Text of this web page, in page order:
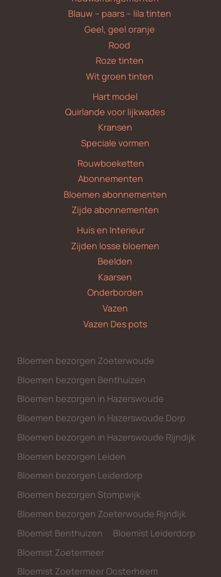
Blauw – paars – lila tinten
Geel, geel oranje
Rood
Roze tinten
Wit groen tinten
Hart model
Quirlande voor lijkwades
Kransen
Speciale vormen
Rouwboeketten
Abonnementen
Bloemen abonnementen
Zijde abonnementen
Huis en Interieur
Zijden losse bloemen
Beelden
Kaarsen
Onderborden
Vazen
Vazen Des pots
Bloemen bezorgen Zoeterwoude
Bloemen bezorgen Benthuizen
Bloemen bezorgen in Hazerswoude
Bloemen bezorgen in Hazerswoude Dorp
Bloemen bezorgen in Hazerswoude Rijndijk
Bloemen bezorgen Leiden
Bloemen bezorgen Leiderdorp
Bloemen bezorgen Stompwijk
Bloemen bezorgen Zoeterwoude Rijndijk
Bloemist Benthuizen
Bloemist Leiderdorp
Bloemist Zoetermeer
Bloemist Zoetermeer Oosterheem